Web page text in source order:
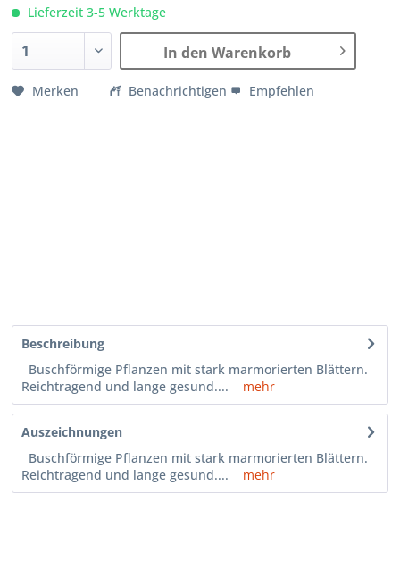
Lieferzeit 3-5 Werktage
In den Warenkorb
Merken Benachrichtigen Empfehlen
Beschreibung
Buschförmige Pflanzen mit stark marmorierten Blättern.
Reichtragend und lange gesund....
mehr
Auszeichnungen
Buschförmige Pflanzen mit stark marmorierten Blättern.
Reichtragend und lange gesund....
mehr